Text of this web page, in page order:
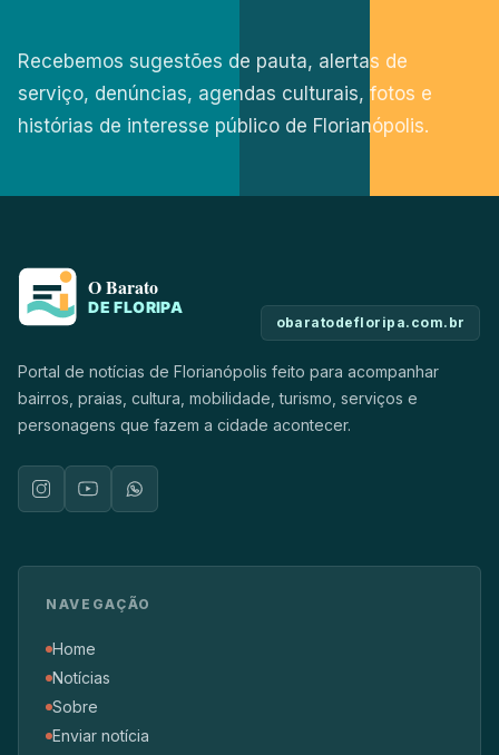
Recebemos sugestões de pauta, alertas de
serviço, denúncias, agendas culturais, fotos e
histórias de interesse público de Florianópolis.
obaratodefloripa.com.br
Portal de notícias de Florianópolis feito para acompanhar
bairros, praias, cultura, mobilidade, turismo, serviços e
personagens que fazem a cidade acontecer.
NAVEGAÇÃO
Home
Notícias
Sobre
Enviar notícia